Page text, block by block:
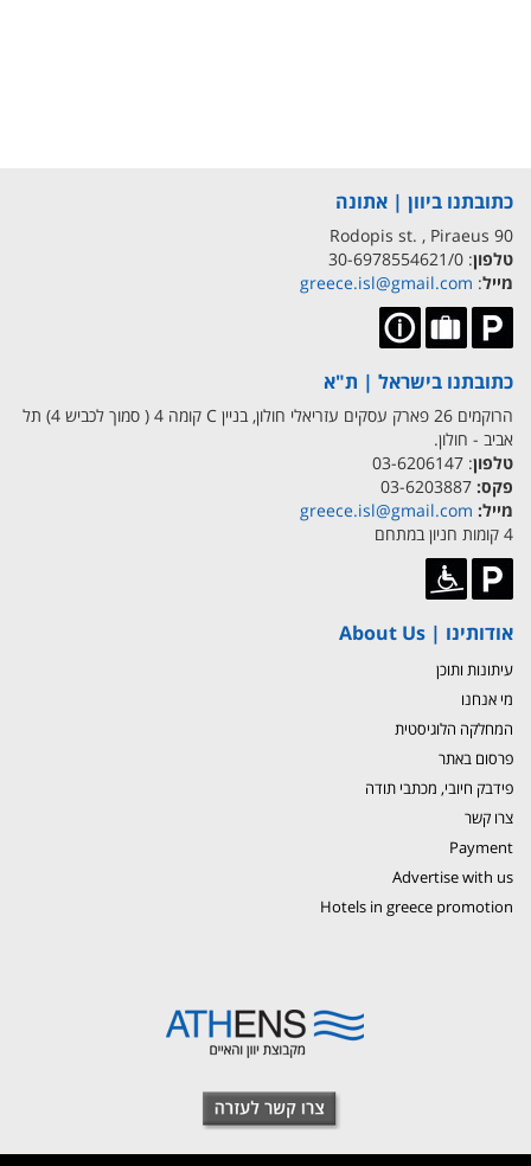
כתובתנו ביוון | אתונה
90 Rodopis st. , Piraeus
טלפון: 30-6978554621/0
מייל:
greece.isl@gmail.com
כתובתנו בישראל | ת"א
הרוקמים 26 פארק עסקים עזריאלי חולון, בניין C קומה 4 ( סמוך לכביש 4) תל
אביב - חולון.
טלפון: 03-6206147
פקס:
מייל: greece.isl@gmail.com
4 קומות חניון במתחם
אודותינו | About Us
עיתונות ותוכן
מי אנחנו
המחלקה הלוגיסטית
פרסום באתר
פידבק חיובי, מכתבי תודה
צרו קשר
Payment
Advertise with us
Hotels in greece promotion